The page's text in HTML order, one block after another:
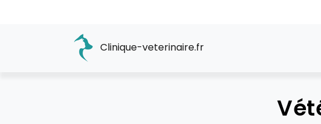
Clinique-veterinaire.fr